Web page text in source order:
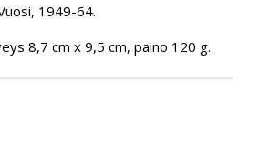
1949-64.
8,7 cm x 9,5 cm, paino 120 g.